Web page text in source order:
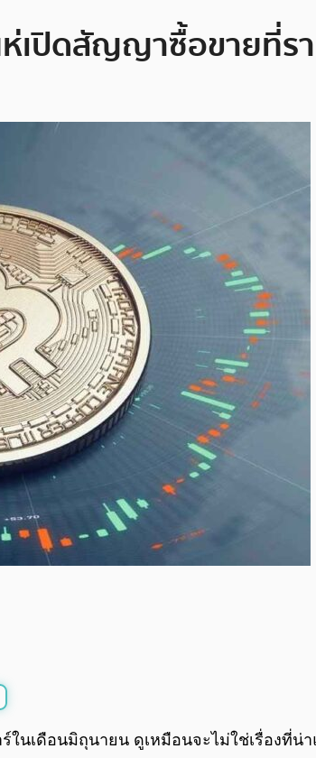
เปิดสัญญาซื้อขายที่ร
ในเดือนมิถุนายน ดูเหมือนจะไม่ใช่เรื่องที่น่